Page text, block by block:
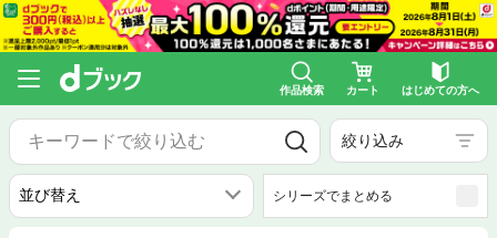
作品検索 カート はじめての方へ
絞り込み
シリーズでまとめる